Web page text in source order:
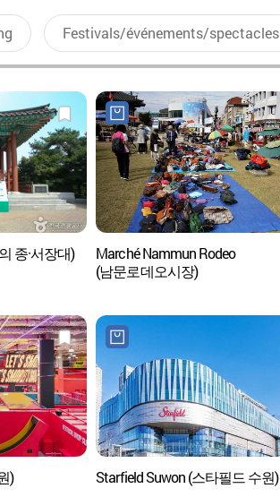
Festivals/événements/spectacles
종·서장대)
Marché Nammun Rodeo
(남문로데오시장)
) Starfield Suwon (스타필드 수원)